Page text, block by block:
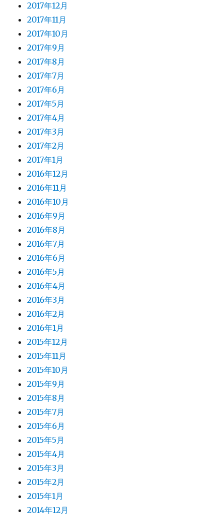
2017年12月
2017年11月
2017年10月
2017年9月
2017年8月
2017年7月
2017年6月
2017年5月
2017年4月
2017年3月
2017年2月
2017年1月
2016年12月
2016年11月
2016年10月
2016年9月
2016年8月
2016年7月
2016年6月
2016年5月
2016年4月
2016年3月
2016年2月
2016年1月
2015年12月
2015年11月
2015年10月
2015年9月
2015年8月
2015年7月
2015年6月
2015年5月
2015年4月
2015年3月
2015年2月
2015年1月
2014年12月